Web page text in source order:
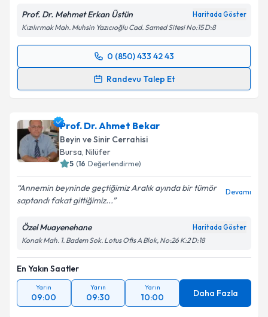
kapsamda işlenmesini kabul ediyorum.
Takvim Talebini Gönder
Prof. Dr. Mehmet Erkan Üstün Haritada Göster
Kızılırmak Mah. Muhsin Yazıcıoğlu Cad. Samed Sitesi No:15 D:8
0 (850) 433 42 43
Randevu Talep Et
Randevu Takvimi Talebi
için bir takvim hazırlandığında e-posta ile
bilgilendireceğiz.
E-posta Adresiniz
Metni'ni okudum ve kişisel verilerimin belirtilen
kapsamda işlenmesini kabul ediyorum.
Takvim Talebini Gönder
Prof. Dr. Ahmet Bekar
Beyin ve Sinir Cerrahisi
Bursa, Nilüfer
5 (16 Değerlendirme)
Annemin beyninde geçtiğimiz Aralık ayında bir tümör
saptandı fakat gittiğimiz...
Devamı
Özel Muayenehane Haritada Göster
Konak Mah. 1. Badem Sok. Lotus Ofis A Blok, No:26 K:2 D:18
En Yakın Saatler
Yarın
09:00
Yarın
09:30
Yarın
10:00 Daha Fazla